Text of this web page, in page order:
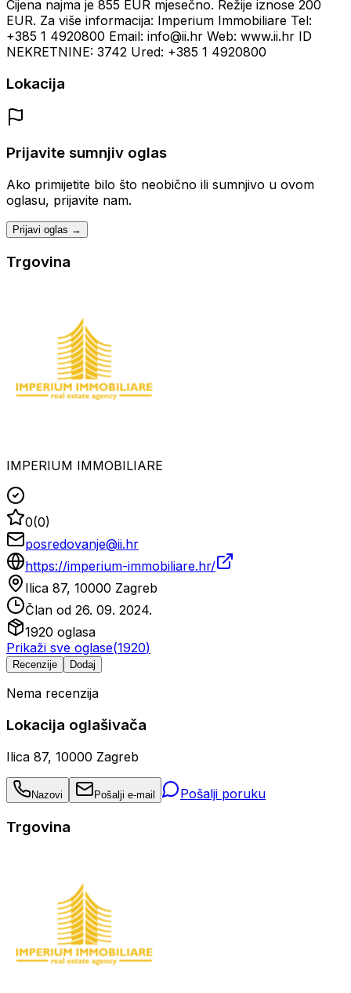
Cijena najma je 855 EUR mjesečno. Režije iznose 200
EUR. Za više informacija: Imperium Immobiliare Tel:
+385 1 4920800 Email: info@ii.hr Web: www.ii.hr ID
NEKRETNINE: 3742 Ured: +385 1 4920800
Lokacija
Prijavite sumnjiv oglas
Ako primijetite bilo što neobično ili sumnjivo u ovom
oglasu, prijavite nam.
Prijavi oglas →
Trgovina
IMPERIUM IMMOBILIARE
0(0)
posredovanje@ii.hr
https://imperium-immobiliare.hr/
Ilica 87, 10000 Zagreb
Član od 26. 09. 2024.
1920 oglasa
Prikaži sve oglase(1920)
Recenzije Dodaj
Nema recenzija
Lokacija oglašivača
Ilica 87, 10000 Zagreb
Nazovi Pošalji e-mail Pošalji poruku
Trgovina